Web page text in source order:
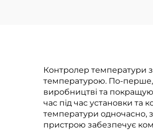
застосунків
Контролер температури
температурою. По-перше,
виробництві та
час під час установки та
температури одночасно,
пристрою забезпечує